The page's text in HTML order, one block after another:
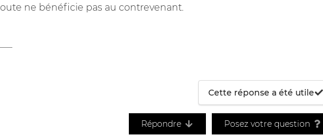
ne bénéficie pas au contrevenant.
Cette réponse a été utile
Répondre Posez votre question